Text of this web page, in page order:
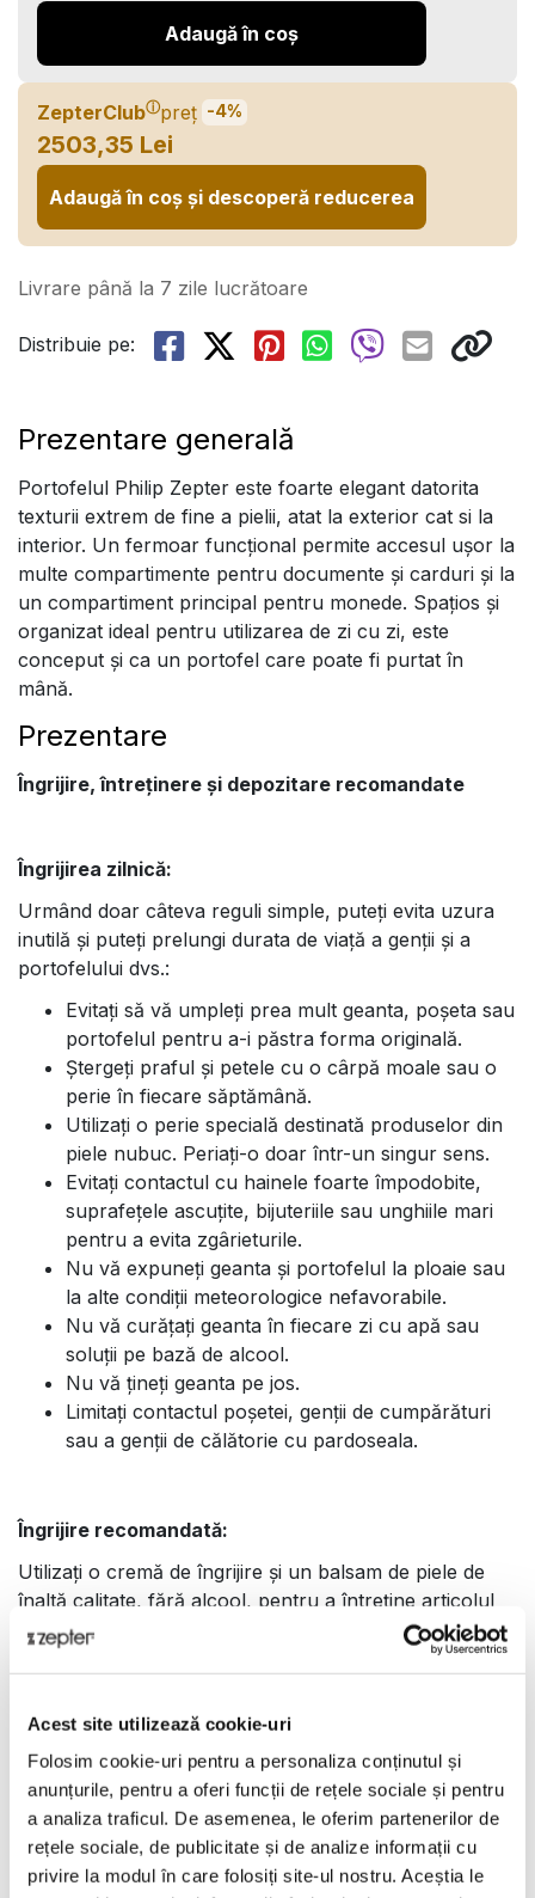
Acest site utilizează cookie-uri
Folosim cookie-uri pentru a personaliza conținutul și
anunțurile, pentru a oferi funcții de rețele sociale și pentru
a analiza traficul. De asemenea, le oferim partenerilor de
rețele sociale, de publicitate și de analize informații cu
privire la modul în care folosiți site-ul nostru. Aceștia le
Adaugă în coș
ZepterClubⓘpreț -4%
2503,35 Lei
Adaugă în coș și descoperă reducerea
Livrare până la 7 zile lucrătoare
Distribuie pe:
Prezentare generală
Portofelul Philip Zepter este foarte elegant datorita
texturii extrem de fine a pielii, atat la exterior cat si la
interior. Un fermoar funcțional permite accesul ușor la
multe compartimente pentru documente și carduri și la
un compartiment principal pentru monede. Spațios și
organizat ideal pentru utilizarea de zi cu zi, este
conceput și ca un portofel care poate fi purtat în
mână.
Prezentare
Îngrijire, întreținere și depozitare recomandate
Îngrijirea zilnică:
Urmând doar câteva reguli simple, puteți evita uzura
inutilă și puteți prelungi durata de viață a genții și a
portofelului dvs.:
Evitați să vă umpleți prea mult geanta, poșeta sau
portofelul pentru a-i păstra forma originală.
Ștergeți praful și petele cu o cârpă moale sau o
perie în fiecare săptămână.
Utilizați o perie specială destinată produselor din
piele nubuc. Periați-o doar într-un singur sens.
Evitați contactul cu hainele foarte împodobite,
suprafețele ascuțite, bijuteriile sau unghiile mari
pentru a evita zgârieturile.
Nu vă expuneți geanta și portofelul la ploaie sau
la alte condiții meteorologice nefavorabile.
Nu vă curățați geanta în fiecare zi cu apă sau
soluții pe bază de alcool.
Nu vă țineți geanta pe jos.
Limitați contactul poșetei, genții de cumpărături
sau a genții de călătorie cu pardoseala.
Îngrijire recomandată:
Utilizați o cremă de îngrijire și un balsam de piele de
înaltă calitate, fără alcool, pentru a întreține articolul
dvs. din piele Philip Zepter. Urmați instrucțiunile scrise
articolului pentru a vă asigura că nu se produce nicio
la fiecare 3 - 6 luni.
Utilizați doar produse de îngrijire specială pentru piele,
destinate produselor din piele nubuc.
Nu folosiți produse de curățare a pielii pentru geanta